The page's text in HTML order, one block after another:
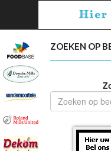
ZOEKEN OP